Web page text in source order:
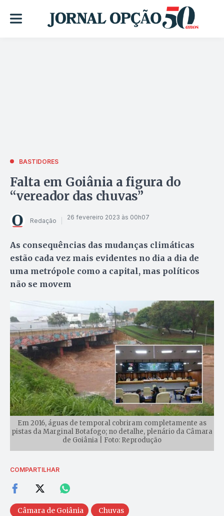
BASTIDORES
Falta em Goiânia a figura do
“vereador das chuvas”
Redação 26 fevereiro 2023 às 00h07
As consequências das mudanças climáticas
estão cada vez mais evidentes no dia a dia de
uma metrópole como a capital, mas políticos
não se movem
Em 2016, águas de temporal cobriram completamente as
pistas da Marginal Botafogo; no detalhe, plenário da Câmara
de Goiânia | Foto: Reprodução
COMPARTILHAR
Câmara de Goiânia
Chuvas